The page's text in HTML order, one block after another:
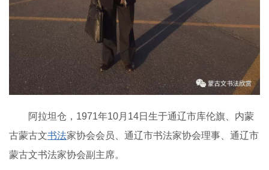
阿拉坦仓，1971年10月14日生于通辽市库伦旗、内蒙
古蒙古文书法家协会会员、通辽市书法家协会理事、通辽市
蒙古文书法家协会副主席。